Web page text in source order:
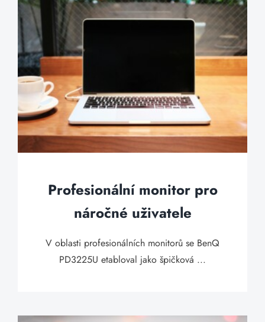
Profesionální monitor pro
náročné uživatele
V oblasti profesionálních monitorů se BenQ
PD3225U etabloval jako špičková ...